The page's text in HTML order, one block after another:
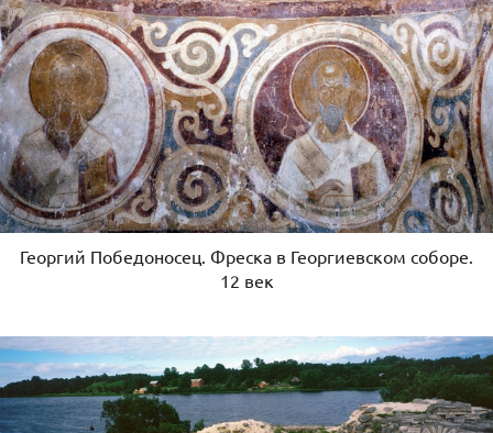
Георгий Победоносец. Фреска в Георгиевском соборе.
12 век